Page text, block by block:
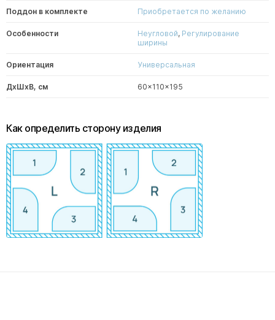
Поддон в комплекте Приобретается по желанию
Особенности Неугловой, Регулирование
ширины
Ориентация Универсальная
ДxШxВ, см 60x110x195
Как определить сторону изделия